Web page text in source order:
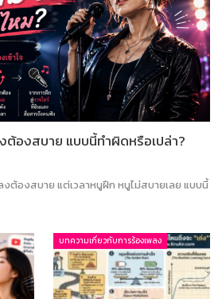
ต้องสบาย แบบนี้ทำผิดหรือเปล่า?
งต้องสบาย แต่เวลาหนูฝึก หนูไม่สบายเลย แบบนี้
บทความเกี่ยวกับการร้องเพลง